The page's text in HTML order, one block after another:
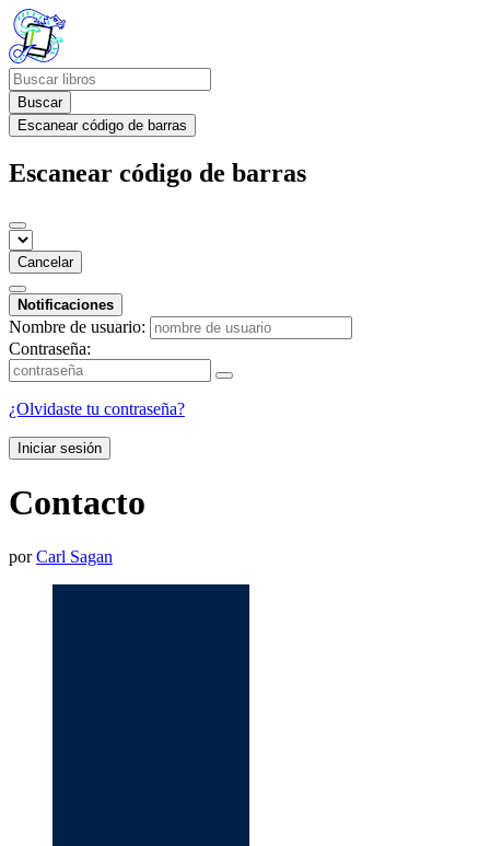
Buscar
Escanear código de barras
Escanear código de barras
Cancelar
Notificaciones
Nombre de usuario:
Contraseña:
¿Olvidaste tu contraseña?
Iniciar sesión
Contacto
porCarl Sagan